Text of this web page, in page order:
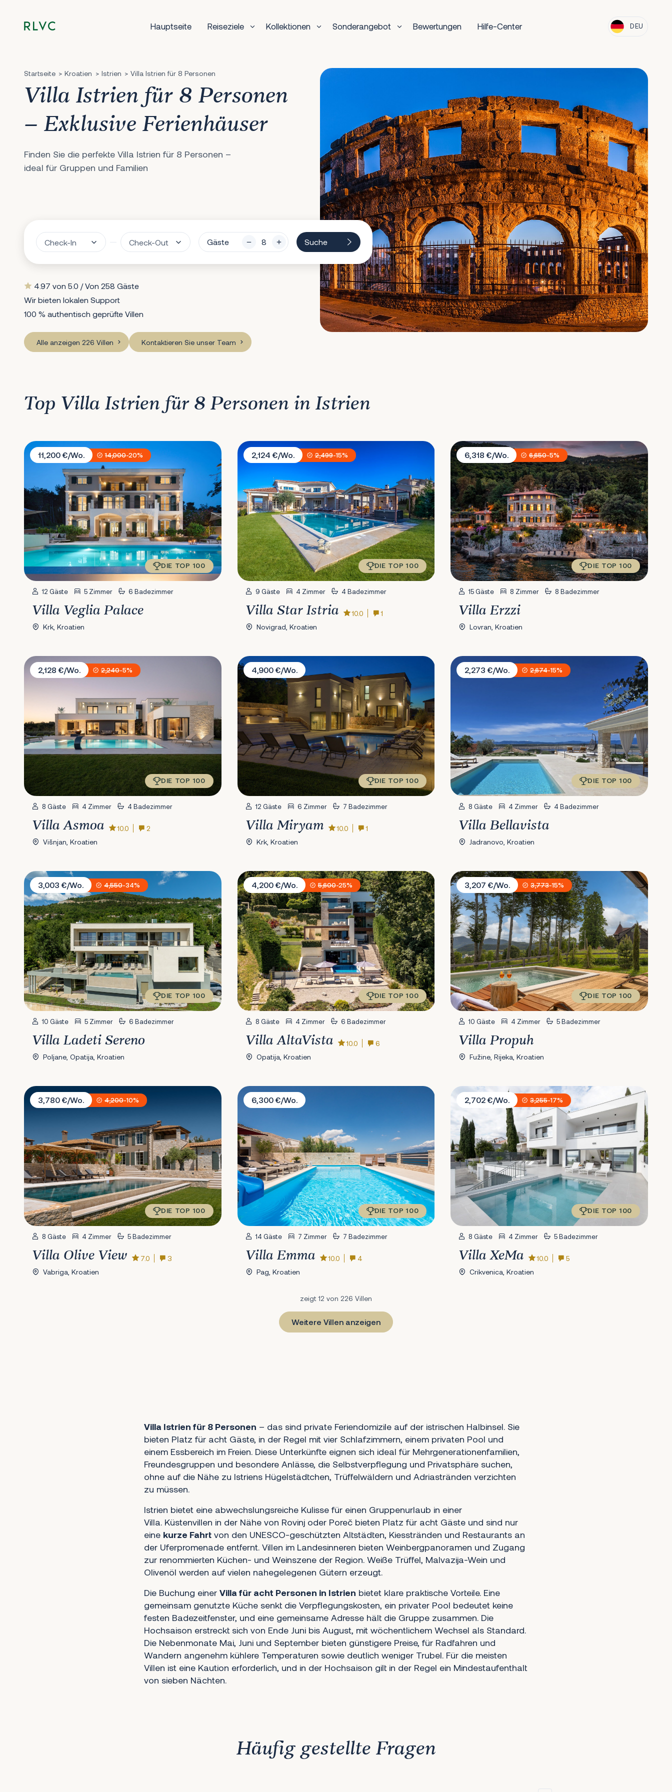
Hauptseite Reiseziele Kollektionen Sonderangebot Bewertungen Hilfe-Center DEU
Startseite Kroatien Istrien Villa Istrien für 8 Personen
Villa Istrien für 8 Personen
– Exklusive Ferienhäuser
Finden Sie die perfekte Villa Istrien für 8 Personen –
ideal für Gruppen und Familien
Gäste Suche
4.97 von 5.0 / Von 258 Gäste
Wir bieten lokalen Support
100 % authentisch geprüfte Villen
Alle anzeigen 226 Villen Kontaktieren Sie unser Team
Top Villa Istrien für 8 Personen in Istrien
Villa Veglia Palace
11,200 €/Wo.
14,000-20%
DIE TOP 100
12 Gäste 5 Zimmer 6 Badezimmer
Villa Veglia Palace
Krk, Kroatien
Villa Star Istria
2,124 €/Wo.
2,499-15%
DIE TOP 100
9 Gäste 4 Zimmer 4 Badezimmer
Villa Star Istria 10.0
1
Novigrad, Kroatien
Villa Erzzi
6,318 €/Wo.
6,650-5%
DIE TOP 100
15 Gäste 8 Zimmer 8 Badezimmer
Villa Erzzi
Lovran, Kroatien
Villa Asmoa
2,128 €/Wo.
2,240-5%
DIE TOP 100
8 Gäste 4 Zimmer 4 Badezimmer
Villa Asmoa 10.0
2
Višnjan, Kroatien
Villa Miryam
4,900 €/Wo.
DIE TOP 100
12 Gäste 6 Zimmer 7 Badezimmer
Villa Miryam 10.0
1
Krk, Kroatien
Villa Bellavista
2,273 €/Wo.
2,674-15%
DIE TOP 100
8 Gäste 4 Zimmer 4 Badezimmer
Villa Bellavista
Jadranovo, Kroatien
Villa Ladeti Sereno
3,003 €/Wo.
4,550-34%
DIE TOP 100
10 Gäste 5 Zimmer 6 Badezimmer
Villa Ladeti Sereno
Poljane, Opatija, Kroatien
Villa AltaVista
4,200 €/Wo.
5,600-25%
DIE TOP 100
8 Gäste 4 Zimmer 6 Badezimmer
Villa AltaVista 10.0
6
Opatija, Kroatien
Villa Propuh
3,207 €/Wo.
3,773-15%
DIE TOP 100
10 Gäste 4 Zimmer 5 Badezimmer
Villa Propuh
Fužine, Rijeka, Kroatien
Villa Olive View
3,780 €/Wo.
4,200-10%
DIE TOP 100
8 Gäste 4 Zimmer 5 Badezimmer
Villa Olive View 7.0
3
Vabriga, Kroatien
Villa Emma
6,300 €/Wo.
DIE TOP 100
14 Gäste 7 Zimmer 7 Badezimmer
Villa Emma 10.0
4
Pag, Kroatien
Villa XeMa
2,702 €/Wo.
3,255-17%
DIE TOP 100
8 Gäste 4 Zimmer 5 Badezimmer
Villa XeMa 10.0
5
Crikvenica, Kroatien
zeigt 12 von 226 Villen
Weitere Villen anzeigen
Villa Istrien für 8 Personen – das sind private Feriendomizile auf der istrischen Halbinsel. Sie
bieten Platz für acht Gäste, in der Regel mit vier Schlafzimmern, einem privaten Pool und
einem Essbereich im Freien. Diese Unterkünfte eignen sich ideal für Mehrgenerationenfamilien,
Freundesgruppen und besondere Anlässe, die Selbstverpflegung und Privatsphäre suchen,
ohne auf die Nähe zu Istriens Hügelstädtchen, Trüffelwäldern und Adriastränden verzichten
zu müssen.
Istrien bietet eine abwechslungsreiche Kulisse für einen Gruppenurlaub in einer
Villa. Küstenvillen in der Nähe von Rovinj oder Poreč bieten Platz für acht Gäste und sind nur
eine kurze Fahrt von den UNESCO-geschützten Altstädten, Kiesstränden und Restaurants an
der Uferpromenade entfernt. Villen im Landesinneren bieten Weinbergpanoramen und Zugang
zur renommierten Küchen- und Weinszene der Region. Weiße Trüffel, Malvazija-Wein und
Olivenöl werden auf vielen nahegelegenen Gütern erzeugt.
Die Buchung einer Villa für acht Personen in Istrien bietet klare praktische Vorteile. Eine
gemeinsam genutzte Küche senkt die Verpflegungskosten, ein privater Pool bedeutet keine
festen Badezeitfenster, und eine gemeinsame Adresse hält die Gruppe zusammen. Die
Hochsaison erstreckt sich von Ende Juni bis August, mit wöchentlichem Wechsel als Standard.
Die Nebenmonate Mai, Juni und September bieten günstigere Preise, für Radfahren und
Wandern angenehm kühlere Temperaturen sowie deutlich weniger Trubel. Für die meisten
Villen ist eine Kaution erforderlich, und in der Hochsaison gilt in der Regel ein Mindestaufenthalt
von sieben Nächten.
Häufig gestellte Fragen